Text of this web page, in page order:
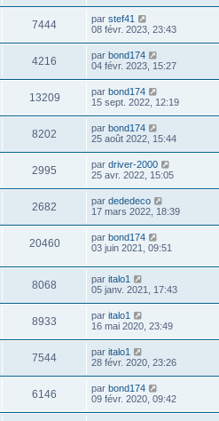
7444 par stef41
08 févr. 2023, 23:43
4216 par bond174
04 févr. 2023, 15:27
13209 par bond174
15 sept. 2022, 12:19
8202 par bond174
25 août 2022, 15:44
2995 par driver-2000
25 avr. 2022, 15:05
2682 par dededeco
17 mars 2022, 18:39
20460 par bond174
03 juin 2021, 09:51
8068 par italo1
05 janv. 2021, 17:43
8933 par italo1
16 mai 2020, 23:49
7544 par italo1
28 févr. 2020, 23:26
6146 par bond174
09 févr. 2020, 09:42